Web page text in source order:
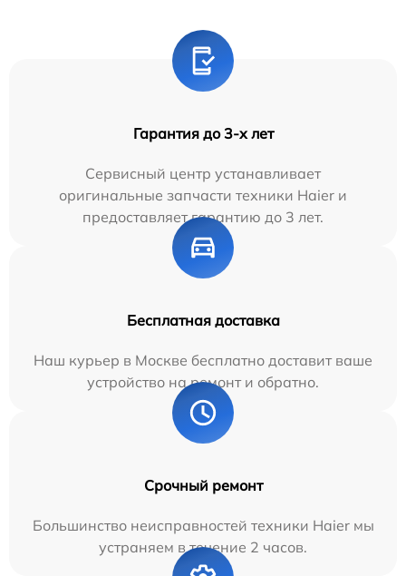
Гарантия до 3-х лет
Сервисный центр устанавливает
оригинальные запчасти техники Haier и
предоставляет гарантию до 3 лет.
Бесплатная доставка
Наш курьер в Москве бесплатно доставит ваше
устройство на ремонт и обратно.
Срочный ремонт
Большинство неисправностей техники Haier мы
устраняем в течение 2 часов.